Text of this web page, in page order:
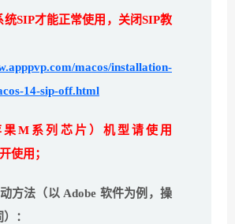
统SIP才能正常使用，关闭SIP教
macos/installation-
14-sip-off.html
果M系列芯片）机型请使用
使用；
方法（以 Adobe 软件为例，操
：